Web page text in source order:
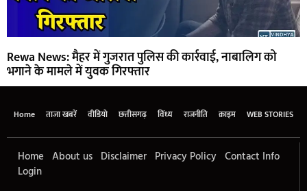
Rewa News: मैहर में गुजरात पुलिस की कार्रवाई, नाबालिग को
भगाने के मामले में युवक गिरफ्तार
Home ताजा खबरें वीडियो छत्तीसगढ़ विंध्य राजनीति क्राइम WEB STORIES
Home About us Disclaimer Privacy Policy Contact Info
Login